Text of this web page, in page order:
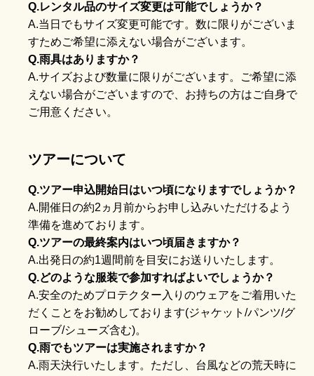
Q.レンタル品のサイズ変更は可能でしょうか？
A.当日でもサイズ変更可能です。数に限りがございま
すためご希望に添えない場合がございます。
Q.雨具はありますか？
A.サイズおよび数量に限りがございます。ご希望に添
えない場合がございますので、お持ちの方はご自身で
ご用意ください。
ツアーについて
Q.ツアー申込開始日はいつ頃になりますでしょうか？
A.開催日の約2ヵ月前からお申し込みいただけるよう
準備を進めております。
Q.ツアーの最終案内はいつ頃届きますか？
A.出発日の約1週間前を目安にお送りいたします。
Q.どのような服装で参加すればよいでしょうか？
A.安全のためプロテクター入りのウェアをご着用いた
だくことをお勧めしております(ジャケット/パンツ/グ
ローブ/シューズ含む)。
Q.雨でもツアーは実施されますか？
A.雨天決行いたします。ただし、台風などの荒天時に